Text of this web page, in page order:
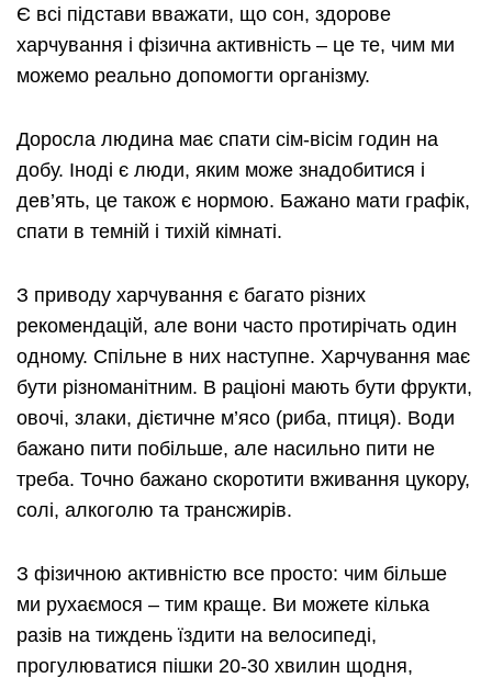
Є всі підстави вважати, що сон, здорове
харчування і фізична активність – це те, чим ми
можемо реально допомогти організму.
Доросла людина має спати сім-вісім годин на
добу. Іноді є люди, яким може знадобитися і
дев’ять, це також є нормою. Бажано мати графік,
спати в темній і тихій кімнаті.
З приводу харчування є багато різних
рекомендацій, але вони часто протирічать один
одному. Спільне в них наступне. Харчування має
бути різноманітним. В раціоні мають бути фрукти,
овочі, злаки, дієтичне м’ясо (риба, птиця). Води
бажано пити побільше, але насильно пити не
треба. Точно бажано скоротити вживання цукору,
солі, алкоголю та трансжирів.
З фізичною активністю все просто: чим більше
ми рухаємося – тим краще. Ви можете кілька
разів на тиждень їздити на велосипеді,
прогулюватися пішки 20-30 хвилин щодня,